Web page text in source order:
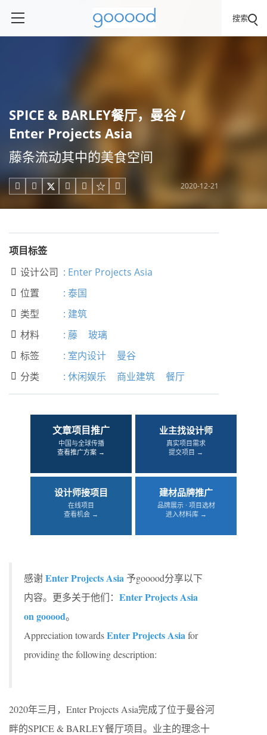
搜索
SPICE & BARLEY餐厅，曼谷 /
Enter Projects Asia
藤条流动其中的美食空间
     2020-12-21
项目标签
 设计公司 : Enter Projects Asia
 位置 : 泰国
 类型 : 建筑
 材料 : 藤 玻璃
 标签 : 室内设计 曼谷
 分类 : 休闲娱乐 商业建筑 餐厅
文章项目推广
中国与全球传播
查看推广方案 →
业主找设计师
真实项目需求
提交项目 →
设计师接项目
在线项目
查看机会 →
建材品牌推广
品牌展示 · 项目选材
进入材料库 →
感谢Enter Projects Asia予gooood分享以下
内容。更多关于他们： Enter Projects Asia
on gooood。
Appreciation towardsEnter Projects Asiafor
providing the following description:
2020年三月，Enter Projects Asia完成了位于曼谷河
畔的SPICE & BARLEY餐厅项目。业主的理念十